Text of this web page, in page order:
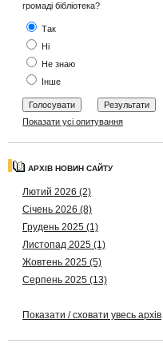
громаді бібліотека?
Так
Ні
Не знаю
Інше
Показати усі опитування
АРХІВ НОВИН САЙТУ
Лютий 2026 (2)
Січень 2026 (8)
Грудень 2025 (1)
Листопад 2025 (1)
Жовтень 2025 (5)
Серпень 2025 (13)
Показати / сховати увесь архів